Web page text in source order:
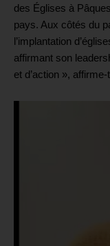
des Églises à
pays. Aux côtés du
l’implantation
affirmant son
et d’action », affirme-